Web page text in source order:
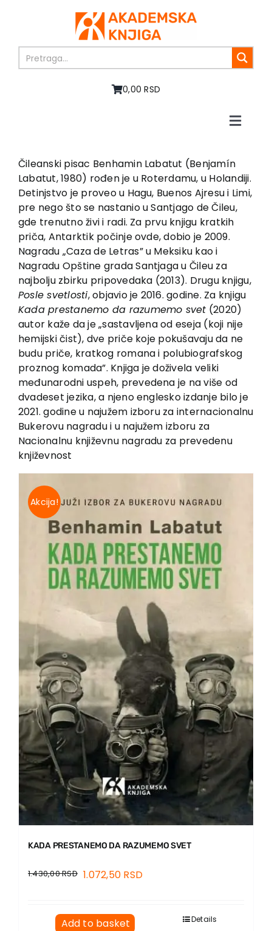
0,00 RSD
Toggle
About us
Books
In preparation
Sale
Authors
News
EU PROJECTS
Contact
Čileanski pisac Benhamin Labatut (Benjamín
Labatut, 1980) rođen je u Roterdamu, u Holandiji.
Detinjstvo je proveo u Hagu, Buenos Ajresu i Limi,
pre nego što se nastanio u Santjago de Čileu,
gde trenutno živi i radi. Za prvu knjigu kratkih
priča, Antarktik počinje ovde, dobio je 2009.
Nagradu „Caza de Letras” u Meksiku kao i
Nagradu Opštine grada Santjaga u Čileu za
najbolju zbirku pripovedaka (2013). Drugu knjigu,
Posle svetlosti, objavio je 2016. godine. Za knjigu
Kada prestanemo da razumemo svet (2020)
autor kaže da je „sastavljena od eseja (koji nije
hemijski čist), dve priče koje pokušavaju da ne
budu priče, kratkog romana i polubiografskog
proznog komada”. Knjiga je doživela veliki
međunarodni uspeh, prevedena je na više od
dvadeset jezika, a njeno englesko izdanje bilo je
2021. godine u najužem izboru za internacionalnu
Bukerovu nagradu i u najužem izboru za
Nacionalnu književnu nagradu za prevedenu
književnost
Akcija!
KADA PRESTANEMO DA RAZUMEMO SVET
1.430,00RSD 1.072,50 RSD
Add to basket Details